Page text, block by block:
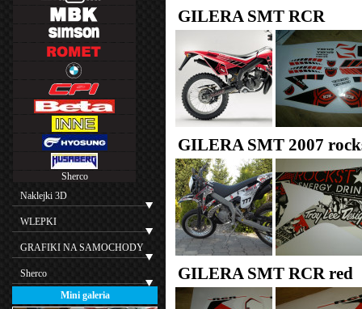
Sherco
Naklejki 3D
WLEPKI
GRAFIKI NA SAMOCHODY
Sherco
Mini galeria
GILERA SMT RCR
GILERA SMT 2007
GILERA SMT RCR red